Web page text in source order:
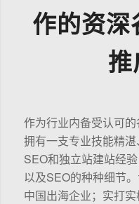
作的资
作为行业内备受认可
拥有一支专业技能精
SEO和独立站建站经
以及SEO的种种细节
中国出海企业；实打